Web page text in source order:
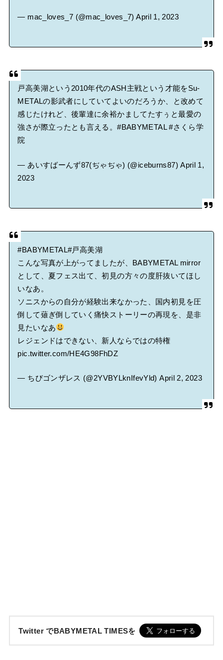
— mac_loves_7 (@mac_loves_7)April 1, 2023
戸高美湖という2010年代のASH主戦という才能をSu-
METALの影武者にしていてよいのだろうか、と改めて
感じたけれど、後輩達に余裕かましてたすぅと最愛の
強さが際立ったとも言える。#BABYMETAL #さくら学
院
— あいすばーんず87(ぢゃぢゃ) (@iceburns87)April 1,
2023
#BABYMETAL#戸高美湖
こんな写真が上がってましたが、BABYMETAL mirror
として、夏フェス出て、初見の方々の度肝抜いてほし
いなあ。
ソニスからの自分が経験出来なかった、国内初見を圧
倒して薙ぎ倒していく痛快ストーリーの再現を、是非
見たいなあ
レジェンドはできない、新人ならではの特権
pic.twitter.com/HE4G98FhDZ
— ちびゴンザレス (@2YVBYLknIfevYld)April 2, 2023
Twitter でBABYMETAL TIMESを